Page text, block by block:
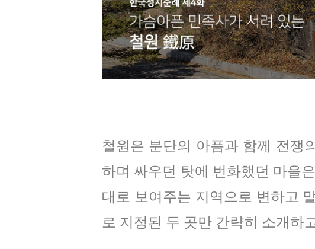
철원은 분단의 아픔과 함께 전쟁
하며 싸우던 탓에 번화했던 마을
대로 보여주는 지역으로 변하고
로 지정된 두 곳만 간략히 소개하